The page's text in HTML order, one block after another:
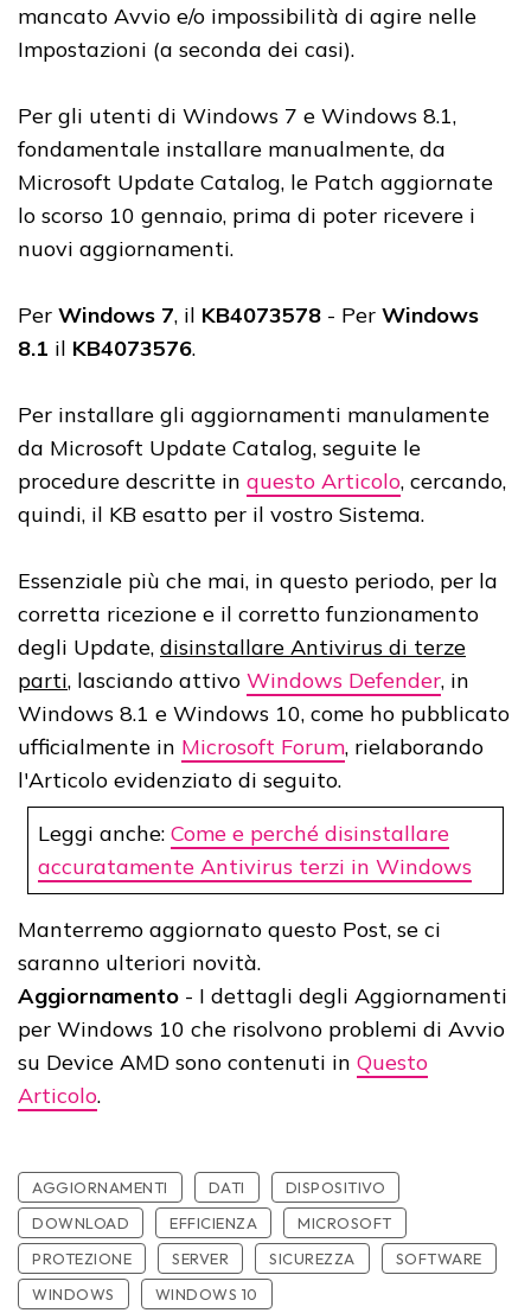
mancato Avvio e/o impossibilità di agire nelle
Impostazioni (a seconda dei casi).
Per gli utenti di Windows 7 e Windows 8.1,
fondamentale installare manualmente, da
Microsoft Update Catalog, le Patch aggiornate
lo scorso 10 gennaio, prima di poter ricevere i
nuovi aggiornamenti.
Per Windows 7, il KB4073578 - Per Windows
8.1 il KB4073576.
Per installare gli aggiornamenti manulamente
da Microsoft Update Catalog, seguite le
procedure descritte in questo Articolo, cercando,
quindi, il KB esatto per il vostro Sistema.
Essenziale più che mai, in questo periodo, per la
corretta ricezione e il corretto funzionamento
degli Update, disinstallare Antivirus di terze
parti, lasciando attivo Windows Defender, in
Windows 8.1 e Windows 10, come ho pubblicato
ufficialmente in Microsoft Forum, rielaborando
l'Articolo evidenziato di seguito.
Leggi anche: Come e perché disinstallare
accuratamente Antivirus terzi in Windows
Manterremo aggiornato questo Post, se ci
saranno ulteriori novità.
Aggiornamento - I dettagli degli Aggiornamenti
per Windows 10 che risolvono problemi di Avvio
su Device AMD sono contenuti in Questo
Articolo.
AGGIORNAMENTI DATI
DISPOSITIVO
DOWNLOAD
EFFICIENZA
MICROSOFT
PROTEZIONE
SERVER SICUREZZA
SOFTWARE
WINDOWS
WINDOWS 10